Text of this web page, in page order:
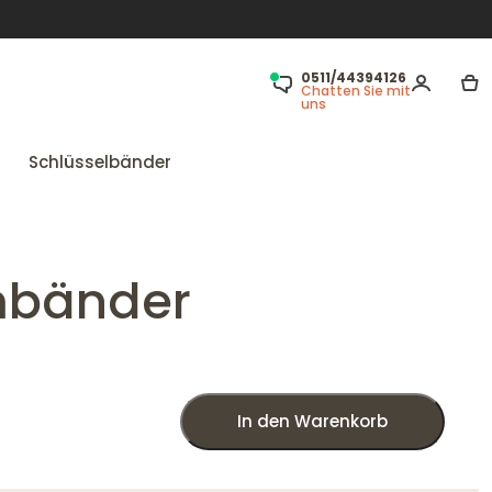
0511/44394126
Chatten Sie mit
uns
Schlüsselbänder
In den Warenkorb